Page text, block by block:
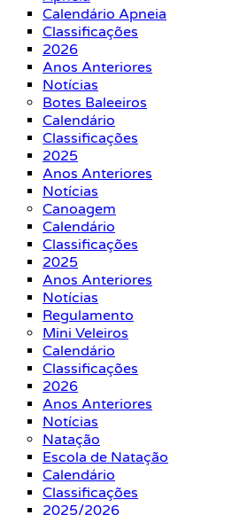
Calendário Apneia
Classificações
2026
Anos Anteriores
Notícias
Botes Baleeiros
Calendário
Classificações
2025
Anos Anteriores
Notícias
Canoagem
Calendário
Classificações
2025
Anos Anteriores
Notícias
Regulamento
Mini Veleiros
Calendário
Classificações
2026
Anos Anteriores
Notícias
Natação
Escola de Natação
Calendário
Classificações
2025/2026